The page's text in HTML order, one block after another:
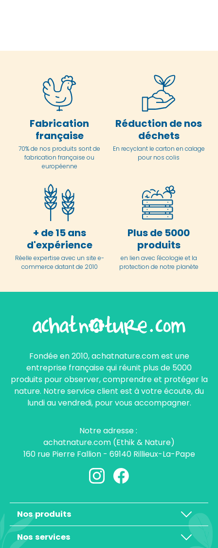
Fabrication
française
70% de nos produits sont de
fabrication française ou
européenne
Réduction de nos
déchets
En recyclant le carton en calage
pour nos colis
+ de 15 ans
d'expérience
Réelle expertise avec un site e-
commerce datant de 2010
Plus de 5000
produits
en lien avec l'écologie et la
protection de notre planète
Fondée en 2010, achatnature.com est une
entreprise française qui réunit plus de 5000
produits pour observer, comprendre et protéger la
nature. Notre service client est à votre écoute, du
lundi au vendredi, pour vous accompagner.
Notre adresse :
achatnature.com (Ethik & Nature)
160 rue Pierre Fallion - 69140 Rillieux-La-Pape
Nos produits
Nos services